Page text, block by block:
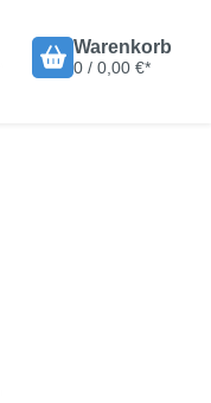
Warenkorb
0 / 0,00 €*